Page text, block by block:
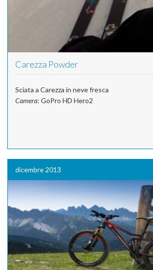
Carezza Powder
Sciata a Carezza in neve fresca
Camera: GoPro HD Hero2
dicembre 2013